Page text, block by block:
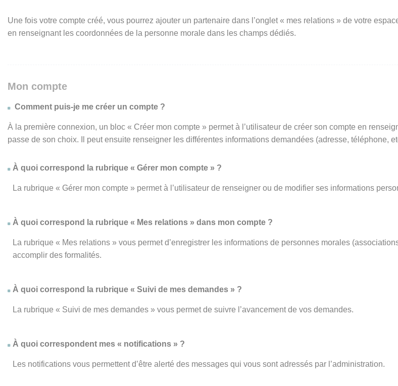
Une fois votre compte créé, vous pourrez ajouter un partenaire dans l’onglet « mes relations » de votre
en renseignant les coordonnées de la personne morale dans les champs dédiés.
Mon compte
Comment puis-je me créer un compte ?
À la première connexion, un bloc « Créer mon compte » permet à l’utilisateur de créer son compte en
passe de son choix. Il peut ensuite renseigner les différentes informations demandées (adresse, téléphone,
À quoi correspond la rubrique « Gérer mon compte » ?
La rubrique « Gérer mon compte » permet à l’utilisateur de renseigner ou de modifier ses informations
À quoi correspond la rubrique « Mes relations » dans mon compte ?
La rubrique « Mes relations » vous permet d’enregistrer les informations de personnes morales
accomplir des formalités.
À quoi correspond la rubrique « Suivi de mes demandes » ?
La rubrique « Suivi de mes demandes » vous permet de suivre l’avancement de vos demandes.
À quoi correspondent mes « notifications » ?
Les notifications vous permettent d’être alerté des messages qui vous sont adressés par l’administration.